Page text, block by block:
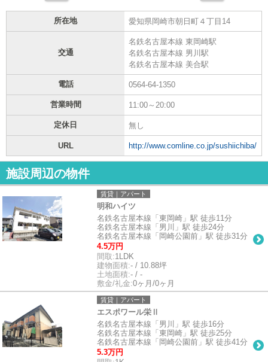
所在地 愛知県岡崎市朝日町４丁目14
交通
名鉄名古屋本線 東岡崎駅
名鉄名古屋本線 男川駅
名鉄名古屋本線 美合駅
電話 0564-64-1350
営業時間 11:00～20:00
定休日 無し
URL http://www.comline.co.jp/sushiichiba/
施設周辺の物件
賃貸｜アパート
明和ハイツ
名鉄名古屋本線「東岡崎」駅 徒歩11分
名鉄名古屋本線「男川」駅 徒歩24分
名鉄名古屋本線「岡崎公園前」駅 徒歩31分
4.5万円
間取:1LDK
建物面積:- / 10.88坪
土地面積:- / -
敷金/礼金:0ヶ月/0ヶ月
賃貸｜アパート
エスポワール栄Ⅱ
名鉄名古屋本線「男川」駅 徒歩16分
名鉄名古屋本線「東岡崎」駅 徒歩25分
名鉄名古屋本線「岡崎公園前」駅 徒歩41分
5.3万円